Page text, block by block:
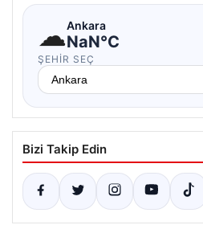
☁Ankara
NaN°C
ŞEHIR SEÇ
Bizi Takip Edin